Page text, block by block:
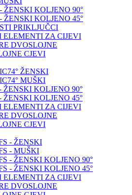
ŽENSKI KOLJENO 90°
ŽENSKI KOLJENO 45°
PRIKLJUČCI
ELEMENTI ZA CIJEVI
DVOSLOJNE
CJEVI
ŽENSKI
MUŠKI
ŽENSKI KOLJENO 90°
ŽENSKI KOLJENO 45°
ELEMENTI ZA CIJEVI
DVOSLOJNE
CJEVI
- ŽENSKI
- MUŠKI
- ŽENSKI KOLJENO 90°
- ŽENSKI KOLJENO 45°
ELEMENTI ZA CIJEVI
DVOSLOJNE